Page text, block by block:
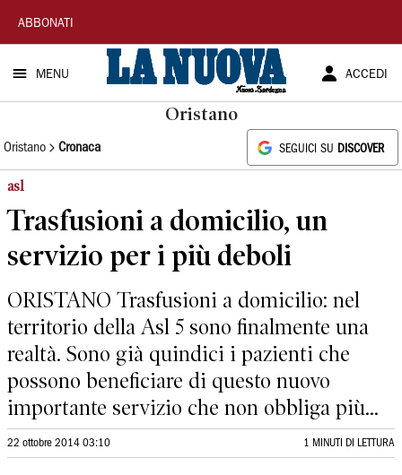
La
Nuova
Sardegna
ABBONATI
MENU ACCEDI
Oristano
Oristano Cronaca SEGUICI SU DISCOVER
asl
Trasfusioni a domicilio, un
servizio per i più deboli
ORISTANO Trasfusioni a domicilio: nel
territorio della Asl 5 sono finalmente una
realtà. Sono già quindici i pazienti che
possono beneficiare di questo nuovo
importante servizio che non obbliga più...
22 ottobre 2014 03:10 1 MINUTI DI LETTURA